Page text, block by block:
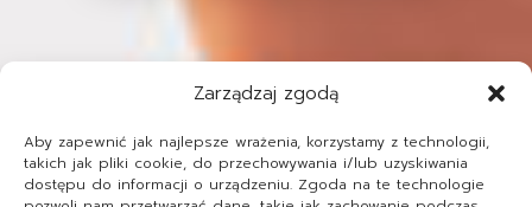
Zarządzaj zgodą
Aby zapewnić jak najlepsze wrażenia, korzystamy z technologii,
takich jak pliki cookie, do przechowywania i/lub uzyskiwania
dostępu do informacji o urządzeniu. Zgoda na te technologie